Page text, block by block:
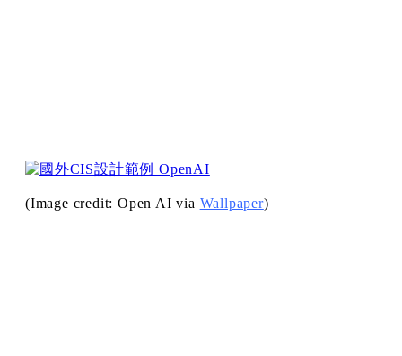
(Image credit: Open AI via Wallpaper)